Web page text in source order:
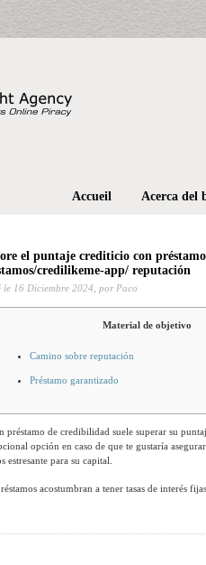
Accueil Acerca del
el puntaje crediticio con
credilikeme-app/ reputación
le 16 Diciembre 2024, por Paco
Material de objetivo
Camino sobre reputación
Préstamo garantizado
préstamo de credibilidad suele superar su
opción en caso de que te gustaría
estresante para su capital.
acostumbran a tener tasas de interés